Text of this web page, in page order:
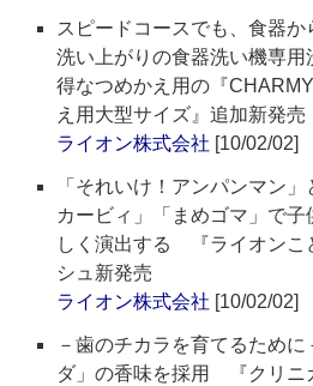
スピードコースでも、食器か
洗い上がりの食器洗い機専
得なつめかえ用の『
え用大型サイズ』追加新発売
ライオン株式会社 [10/02/02]
「それいけ！アンパンマン
カービィ」「まめゴマ」で
しく演出する 『ライオンこ
シュ新発売
ライオン株式会社 [10/02/02]
－歯のチカラを育てるため
ダ」の香味を採用 『クリニ